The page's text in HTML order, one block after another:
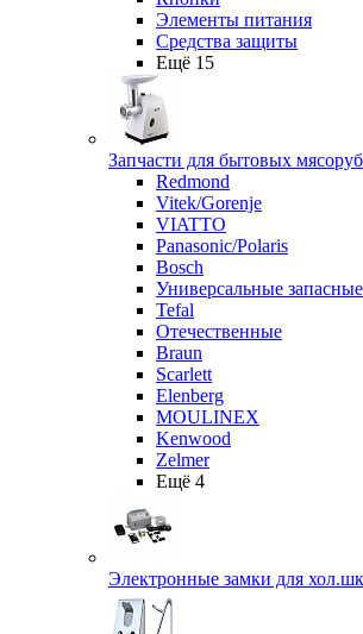
Элементы питания
Средства защиты
Ещё 15
Запчасти для бытовых
Redmond
Vitek/Gorenje
VIATTO
Panasonic/Polaris
Bosch
Универсальные
Tefal
Отечественные
Braun
Scarlett
Elenberg
MOULINEX
Kenwood
Zelmer
Ещё 4
Электронные замки для